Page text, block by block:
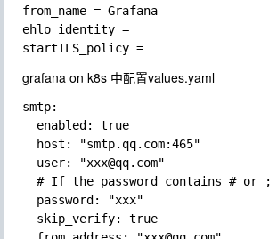
from_name = Grafana
ehlo_identity =
grafana on k8s 中配置values.yaml
smtp:
  enabled: true
  host: "smtp.qq.com:465"
  user: "xxx@qq.com"
# If the password contains # or
  password: "xxx"
  skip_verify: true